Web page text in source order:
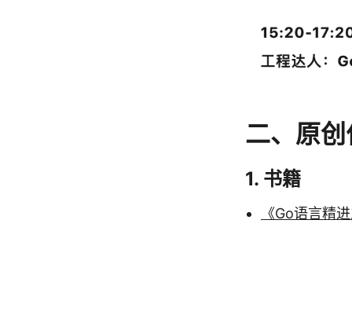
二、原
1. 书籍
《Go语言精